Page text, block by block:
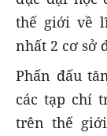
thế giới về
nhất 2 cơ sở
Phấn đấu
các tạp chí
trên thế